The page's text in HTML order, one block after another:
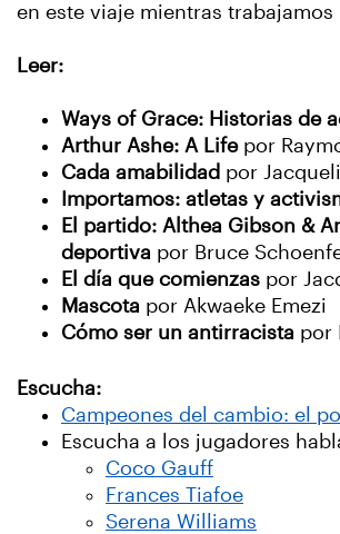
en este viaje mientras
Leer:
Ways of Grace: Historias de
Arthur Ashe: A Life por
Cada amabilidad por
Importamos: atletas y
El partido: Althea Gibson &
deportiva por Bruce
El día que comienzas por
Mascota por Akwaeke Emezi
Cómo ser un antirracista por
Escucha:
Campeones del cambio: el
Escucha a los jugadores
Coco Gauff
Frances Tiafoe
Serena Williams